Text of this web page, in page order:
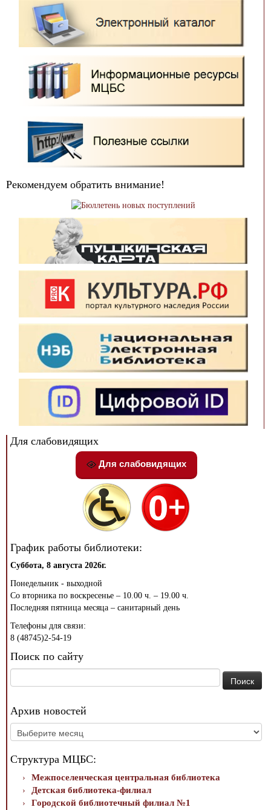
Рекомендуем обратить внимание!
Для слабовидящих
Для слабовидящих
График работы библиотеки:
Суббота, 8 августа 2026г.
Понедельник - выходной
Со вторника по воскресенье – 10.00 ч. – 19.00 ч.
Последняя пятница месяца – санитарный день
Телефоны для связи:
8 (48745)2-54-19
Поиск по сайту
Архив новостей
Архив
новостей
Структура МЦБС:
Межпоселенческая центральная библиотека
Детская библиотека-филиал
Городской библиотечный филиал №1